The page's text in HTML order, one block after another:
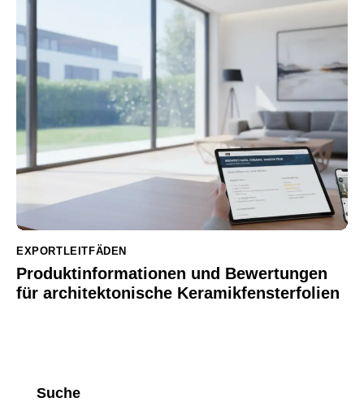
EXPORTLEITFÄDEN
Produktinformationen und Bewertungen
für architektonische Keramikfensterfolien
Suche